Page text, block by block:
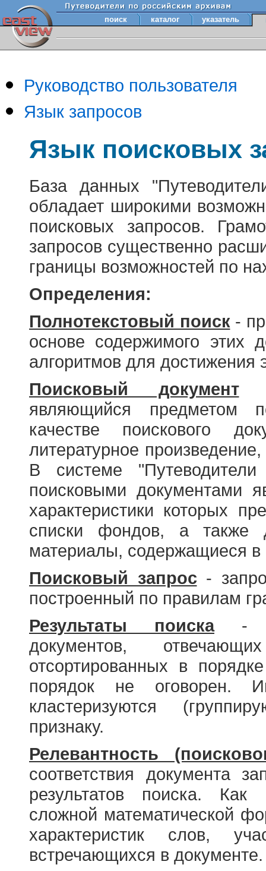
поиск каталог указатель
Руководство пользователя
Язык запросов
Язык поисковых
База данных
обладает широкими
поисковых запросов.
запросов существенно
границы возможностей по
Определения:
Полнотекстовый поиск-
основе содержимого этих
алгоритмов для достижения
Поисковый документ-
являющийся предметом
качестве поискового
литературное
В системе
поисковыми документами
характеристики которых
списки фондов, а также
материалы, содержащиеся в
Поисковый запрос-
построенный по правилам
Результаты поиска-
документов,
отсортированных в
порядок не оговорен.
кластеризуются
признаку.
Релевантность
соответствия документа
результатов поиска.
сложной математической
характеристик слов,
встречающихся в документе.